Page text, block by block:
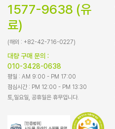
1577-9638 (유
료)
(해외 : +82-42-716-0227)
대량 구매 문의 :
010-3428-0638
평일 : AM 9:00 - PM 17:00
점심시간 : PM 12:00 - PM 13:30
토,일요일, 공휴일은 휴무입니다.